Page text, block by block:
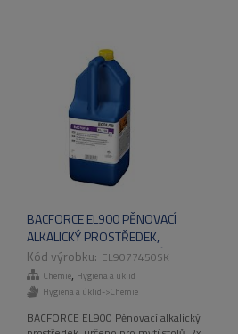
BACFORCE EL900 PĚNOVACÍ
ALKALICKÝ PROSTŘEDEK,
URČENO PRO MYTÍ STOLŮ, 2X 5L
EL9077450SK
Chemie, Hygiena a úklid
Hygiena a úklid->Chemie
BACFORCE EL900 Pěnovací alkalický